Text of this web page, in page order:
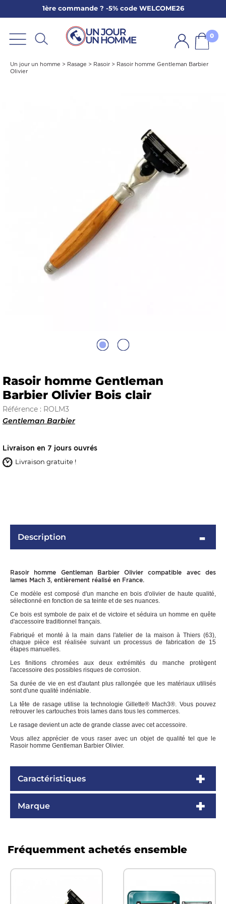
1ère commande ? -5% code WELCOME26
0
Un jour un homme > Rasage > Rasoir > Rasoir homme Gentleman Barbier
Olivier
Rasoir homme Gentleman
Barbier Olivier Bois clair
Référence : ROLM3
Gentleman Barbier
Livraison en 7 jours ouvrés
Livraison gratuite !
Description
Rasoir homme Gentleman Barbier Olivier compatible avec des
lames Mach 3, entièrement réalisé en France.
Ce modèle est composé d'un manche en bois d'olivier de haute qualité,
sélectionné en fonction de sa teinte et de ses nuances.
Ce bois est symbole de paix et de victoire et séduira un homme en quête
d'accessoire traditionnel français.
Fabriqué et monté à la main dans l'atelier de la maison à Thiers (63),
chaque pièce est réalisée suivant un processus de fabrication de 15
étapes manuelles.
Les finitions chromées aux deux extrémités du manche protègent
l'accessoire des possibles risques de corrosion.
Sa durée de vie en est d'autant plus rallongée que les matériaux utilisés
sont d'une qualité indéniable.
La tête de rasage utilise la technologie Gillette® Mach3®. Vous pouvez
retrouver les cartouches trois lames dans tous les commerces.
Le rasage devient un acte de grande classe avec cet accessoire.
Vous allez apprécier de vous raser avec un objet de qualité tel que le
Rasoir homme Gentleman Barbier Olivier.
Caractéristiques
Marque
Fréquemment achetés ensemble